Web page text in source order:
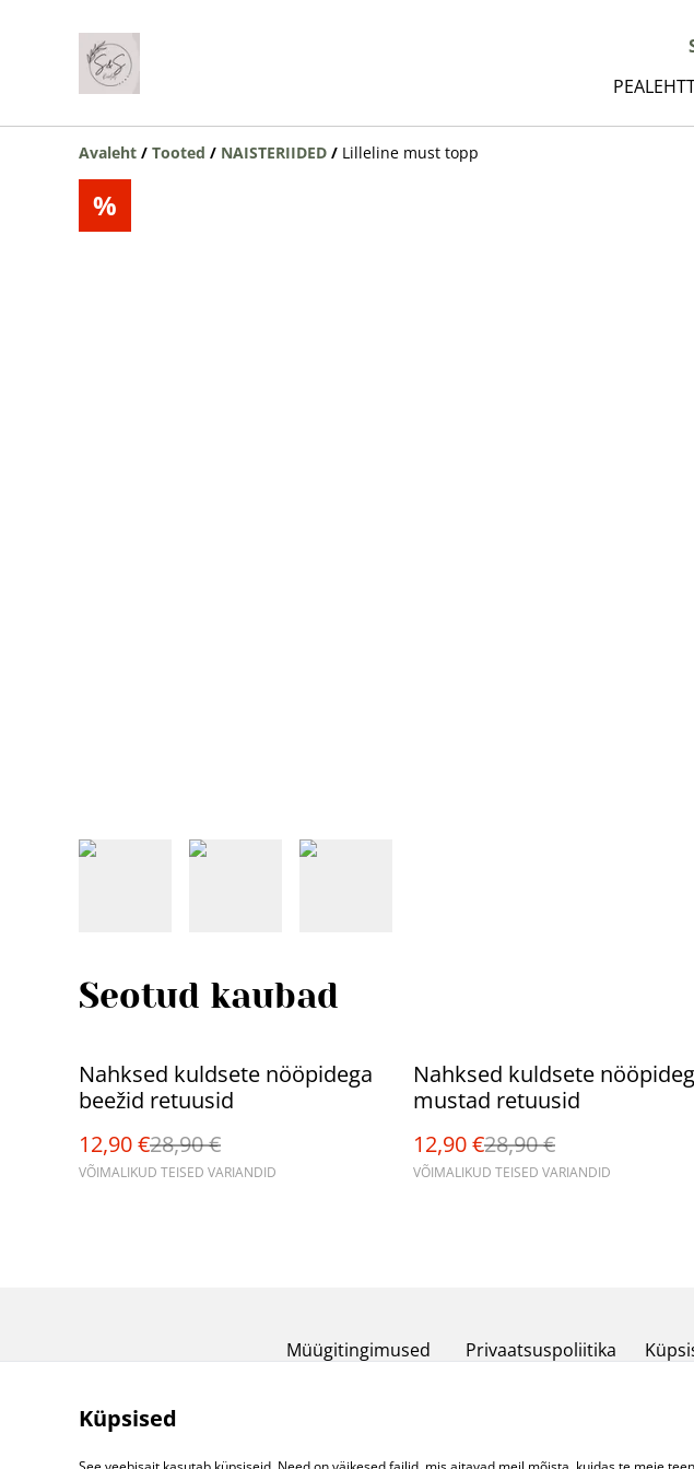
PEALEHT
Avaleht / Tooted / NAISTERIIDED / Lilleline must topp
%
Seotud kaubad
%
Nahksed kuldsete nööpidega
beežid retuusid
12,90 €28,90 €
VÕIMALIKUD TEISED VARIANDID
%
Nahksed kuldsete
mustad retuusid
12,90 €28,90 €
VÕIMALIKUD TEISED VARIANDID
Müügitingimused Privaatsuspoliitika
Küpsised